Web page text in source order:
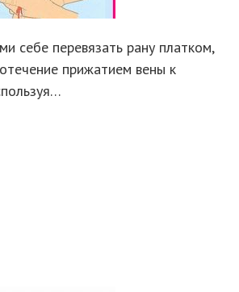
себе перевязать рану платком,
прижатием вены к